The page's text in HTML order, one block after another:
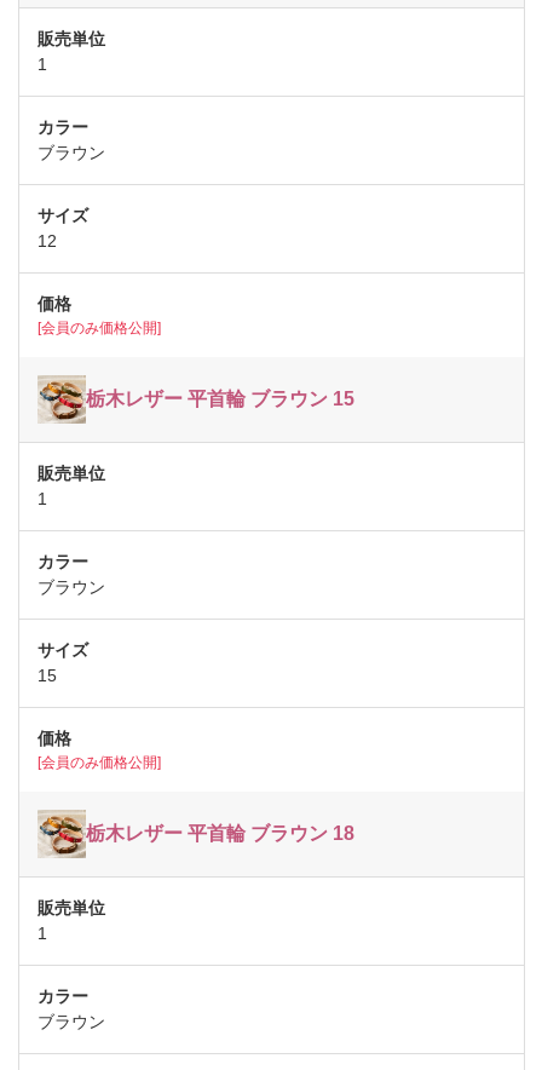
1
ブラウン
12
[会員のみ価格公開]
栃木レザー 平首輪 ブラウン 15
1
ブラウン
15
[会員のみ価格公開]
栃木レザー 平首輪 ブラウン 18
1
ブラウン